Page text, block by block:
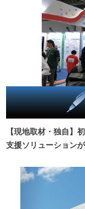
【現地取材・独自】
支援ソリューション